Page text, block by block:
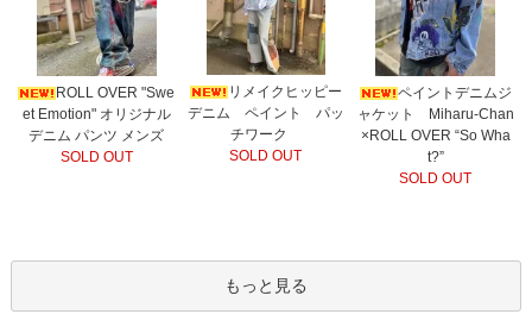
ROLL OVER "Swe
et Emotion" オリジナル
デニム パンツ メンズ
SOLD OUT
リメイクヒッピー
デニム ペイント パッ
チワーク
SOLD OUT
ペイントデニムジ
ャケット Miharu-Chan
×ROLL OVER “So Wha
t?”
SOLD OUT
もっと見る